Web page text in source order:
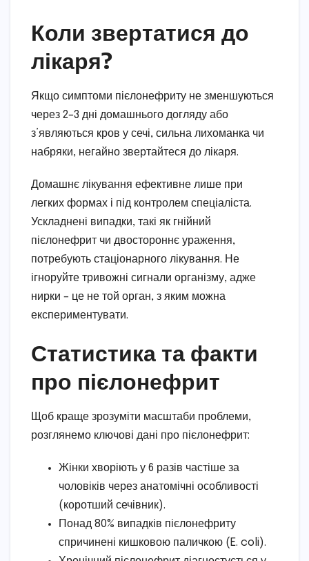
Коли звертатися до
лікаря?
Якщо симптоми пієлонефриту не зменшуються
через 2–3 дні домашнього догляду або
з’являються кров у сечі, сильна лихоманка чи
набряки, негайно звертайтеся до лікаря.
Домашнє лікування ефективне лише при
легких формах і під контролем спеціаліста.
Ускладнені випадки, такі як гнійний
пієлонефрит чи двостороннє ураження,
потребують стаціонарного лікування. Не
ігноруйте тривожні сигнали організму, адже
нирки – це не той орган, з яким можна
експериментувати.
Статистика та факти
про пієлонефрит
Щоб краще зрозуміти масштаби проблеми,
розглянемо ключові дані про пієлонефрит:
Жінки хворіють у 6 разів частіше за
чоловіків через анатомічні особливості
(коротший сечівник).
Понад 80% випадків пієлонефриту
спричинені кишковою паличкою (E. coli).